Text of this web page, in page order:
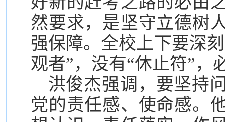
然要求，是坚守立德树
强保障。全校上下要深
观者”，没有“休止符”，
洪俊杰强调，要坚持
党的责任感、使命感。